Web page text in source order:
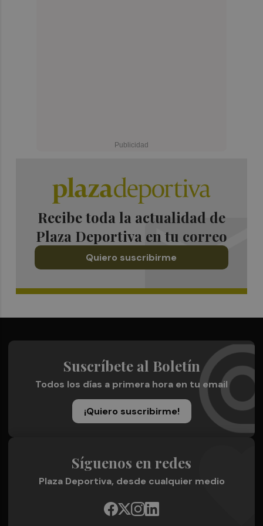
Recibe toda la actualidad de
Plaza Deportiva en tu correo
Quiero suscribirme
Suscríbete al Boletín
Todos los días a primera hora en tu email
¡Quiero suscribirme!
Síguenos en redes
Plaza Deportiva, desde cualquier medio